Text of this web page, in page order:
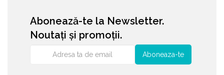
Abonează-te la Newsletter.
Noutați și promoții.
Aboneaza-te